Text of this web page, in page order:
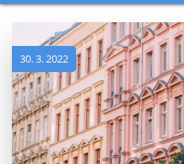
30. 3. 2022